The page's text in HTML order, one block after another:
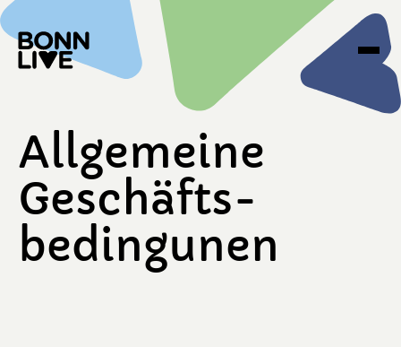
Allgemeine
Geschäfts­
bedingunen